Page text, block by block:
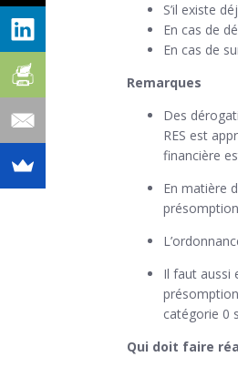
S’il existe
En cas de
En cas de
Remarques
Des
RES est
financière
En matière
Il faut aussi
catégorie 0
Qui doit faire